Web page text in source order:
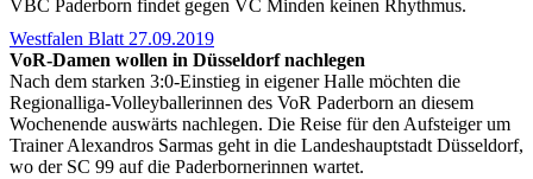
VBC Paderborn findet gegen VC Minden keinen Rhythmus.
Westfalen Blatt 27.09.2019
VoR-Damen wollen in Düsseldorf nachlegen
Nach dem starken 3:0-Einstieg in eigener Halle möchten die
Regionalliga-Volleyballerinnen des VoR Paderborn an diesem
Wochenende auswärts nachlegen. Die Reise für den Aufsteiger um
Trainer Alexandros Sarmas geht in die Landeshauptstadt Düsseldorf,
wo der SC 99 auf die Paderbornerinnen wartet.